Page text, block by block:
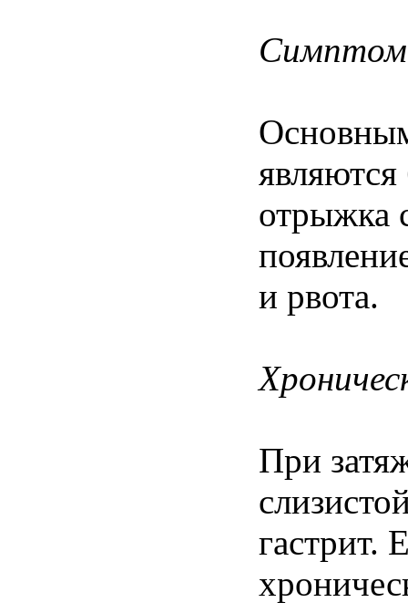
отрыжка
и рвота.
При
гастрит.